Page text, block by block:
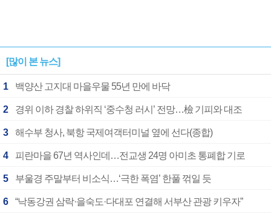
[많이 본 뉴스]
1 백양산 고지대 마을우물 55년 만에 바닥
2 경위 이하 경찰 하위직 ‘중수청 러시’ 전망…檢 기피와 대조
3 해수부 청사, 북항 국제여객터미널 옆에 선다(종합)
4 피란마을 67년 역사인데…전교생 24명 아미초 통폐합 기로
5 부울경 주말부터 비소식…‘극한 폭염’ 한풀 꺾일 듯
6 “낙동강권 삼락·을숙도·다대포 연결해 서부산 관광 키우자”